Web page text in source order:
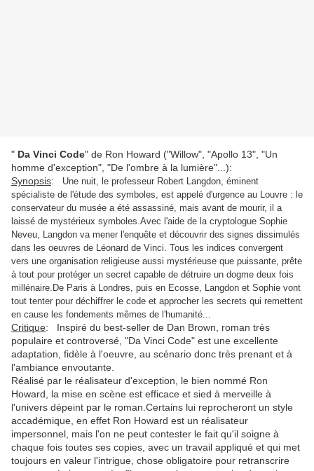
" Da Vinci Code" de Ron Howard ("Willow", "Apollo 13", "Un
homme d'exception", "De l'ombre à la lumière"...):
Synopsis: Une nuit, le professeur Robert Langdon, éminent
spécialiste de l'étude des symboles, est appelé d'urgence au Louvre : le
conservateur du musée a été assassiné, mais avant de mourir, il a
laissé de mystérieux symboles.Avec l'aide de la cryptologue Sophie
Neveu, Langdon va mener l'enquête et découvrir des signes dissimulés
dans les oeuvres de Léonard de Vinci. Tous les indices convergent
vers une organisation religieuse aussi mystérieuse que puissante, prête
à tout pour protéger un secret capable de détruire un dogme deux fois
millénaire.De Paris à Londres, puis en Ecosse, Langdon et Sophie vont
tout tenter pour déchiffrer le code et approcher les secrets qui remettent
en cause les fondements mêmes de l'humanité...
Critique: Inspiré du best-seller de Dan Brown, roman très
populaire et controversé, "Da Vinci Code" est une excellente
adaptation, fidèle à l'oeuvre, au scénario donc très prenant et à
l'ambiance envoutante.
Réalisé par le réalisateur d'exception, le bien nommé Ron
Howard, la mise en scène est efficace et sied à merveille à
l'univers dépeint par le roman.Certains lui reprocheront un style
accadémique, en effet Ron Howard est un réalisateur
impersonnel, mais l'on ne peut contester le fait qu'il soigne à
chaque fois toutes ses copies, avec un travail appliqué et qui met
toujours en valeur l'intrigue, chose obligatoire pour retranscrire